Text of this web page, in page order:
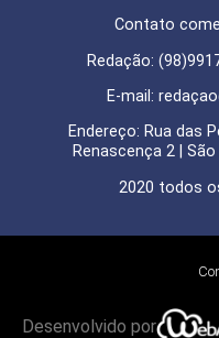
Contato
Redação:
E-mail:
Endereço: Rua das
Renascença 2 |
2020 todos
Desenvolvido por